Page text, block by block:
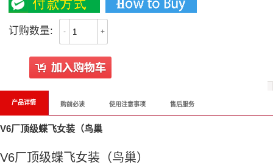
订购数量: - +
产品详情 购前必读 使用注意事项 售后服务
V6厂顶级蝶飞女装（鸟巢
V6厂顶级蝶飞女装（鸟巢）